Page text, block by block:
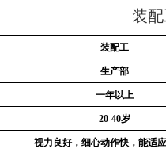
装
装配工
生产部
一年以上
20-40岁
视力良好，细心动作快，能适应